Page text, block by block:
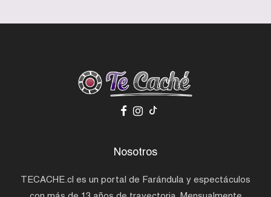
Nosotros
TECACHE.cl es un portal de Farándula y espectáculos